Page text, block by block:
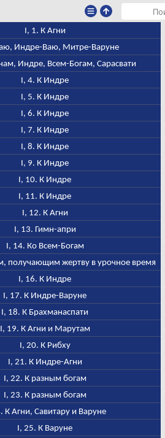
I, 1. К Агни
Индре-Ваю, Митре-Варуне
Индре, Всем-Богам, Сарасвати
I, 4. К Индре
I, 5. К Индре
I, 6. К Индре
I, 7. К Индре
I, 8. К Индре
I, 9. К Индре
I, 10. К Индре
I, 11. К Индре
I, 12. К Агни
I, 13. Гимн-апри
I, 14. Ко Всем-Богам
получающим жертву в урочное время
I, 16. К Индре
I, 17. К Индре-Варуне
I, 18. К Брахманаспати
I, 19. К Агни и Марутам
I, 20. К Рибху
I, 21. К Индре-Агни
I, 22. К разным богам
I, 23. К разным богам
К Агни, Савитару и Варуне
I, 25. К Варуне